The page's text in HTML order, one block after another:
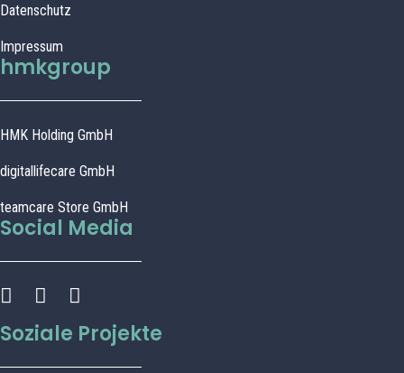
Datenschutz
Impressum
hmkgroup
HMK Holding GmbH
digitallifecare GmbH
teamcare Store GmbH
Social Media
Soziale Projekte